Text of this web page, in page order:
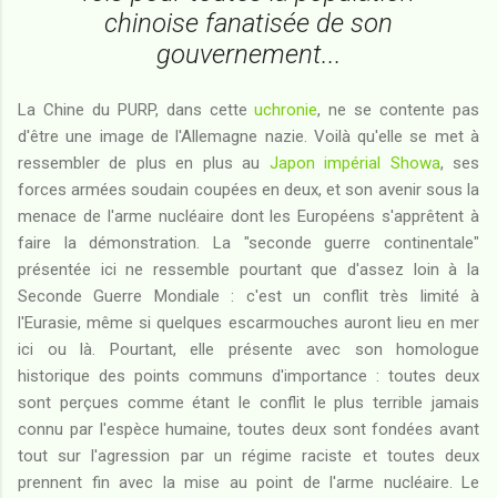
chinoise fanatisée de son
gouvernement...
La Chine du PURP, dans cetteuchronie, ne se contente pas
d'être une image de l'Allemagne nazie. Voilà qu'elle se met à
ressembler de plus en plus au Japon impérial Showa, ses
forces armées soudain coupées en deux, et son avenir sous la
menace de l'arme nucléaire dont les Européens s'apprêtent à
faire la démonstration. La "seconde guerre continentale"
présentée ici ne ressemble pourtant que d'assez loin à la
Seconde Guerre Mondiale : c'est un conflit très limité à
l'Eurasie, même si quelques escarmouches auront lieu en mer
ici ou là. Pourtant, elle présente avec son homologue
historique des points communs d'importance : toutes deux
sont perçues comme étant le conflit le plus terrible jamais
connu par l'espèce humaine, toutes deux sont fondées avant
tout sur l'agression par un régime raciste et toutes deux
prennent fin avec la mise au point de l'arme nucléaire. Le